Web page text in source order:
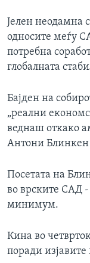
Јелен неодамна
односите меѓу
потребна
глобалната
Бајден на
„реални
веднаш откако
Антони Блинкен
Посетата на
во врските САД
минимум.
Кина во
поради изјавите